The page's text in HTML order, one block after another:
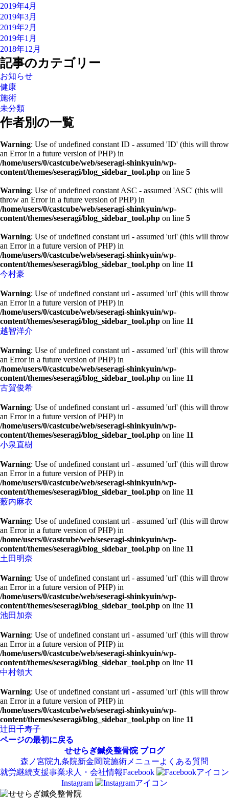
2019年4月
2019年3月
2019年2月
2019年1月
2018年12月
記事のカテゴリー
お知らせ
健康
施術
未分類
作者別の一覧
Warning: Use of undefined constant ID - assumed 'ID' (this will throw
an Error in a future version of PHP) in
/home/users/0/castcube/web/seseragi-shinkyuin/wp-
content/themes/seseragi/blog_sidebar_tool.php on line 5
Warning: Use of undefined constant ASC - assumed 'ASC' (this will
throw an Error in a future version of PHP) in
/home/users/0/castcube/web/seseragi-shinkyuin/wp-
content/themes/seseragi/blog_sidebar_tool.php on line 5
Warning: Use of undefined constant url - assumed 'url' (this will throw
an Error in a future version of PHP) in
/home/users/0/castcube/web/seseragi-shinkyuin/wp-
content/themes/seseragi/blog_sidebar_tool.php on line 11
今村豪
Warning: Use of undefined constant url - assumed 'url' (this will throw
an Error in a future version of PHP) in
/home/users/0/castcube/web/seseragi-shinkyuin/wp-
content/themes/seseragi/blog_sidebar_tool.php on line 11
越智洋介
Warning: Use of undefined constant url - assumed 'url' (this will throw
an Error in a future version of PHP) in
/home/users/0/castcube/web/seseragi-shinkyuin/wp-
content/themes/seseragi/blog_sidebar_tool.php on line 11
古賀俊希
Warning: Use of undefined constant url - assumed 'url' (this will throw
an Error in a future version of PHP) in
/home/users/0/castcube/web/seseragi-shinkyuin/wp-
content/themes/seseragi/blog_sidebar_tool.php on line 11
小泉直樹
Warning: Use of undefined constant url - assumed 'url' (this will throw
an Error in a future version of PHP) in
/home/users/0/castcube/web/seseragi-shinkyuin/wp-
content/themes/seseragi/blog_sidebar_tool.php on line 11
薮内麻衣
Warning: Use of undefined constant url - assumed 'url' (this will throw
an Error in a future version of PHP) in
/home/users/0/castcube/web/seseragi-shinkyuin/wp-
content/themes/seseragi/blog_sidebar_tool.php on line 11
土田明奈
Warning: Use of undefined constant url - assumed 'url' (this will throw
an Error in a future version of PHP) in
/home/users/0/castcube/web/seseragi-shinkyuin/wp-
content/themes/seseragi/blog_sidebar_tool.php on line 11
池田加奈
Warning: Use of undefined constant url - assumed 'url' (this will throw
an Error in a future version of PHP) in
/home/users/0/castcube/web/seseragi-shinkyuin/wp-
content/themes/seseragi/blog_sidebar_tool.php on line 11
中村領大
Warning: Use of undefined constant url - assumed 'url' (this will throw
an Error in a future version of PHP) in
/home/users/0/castcube/web/seseragi-shinkyuin/wp-
content/themes/seseragi/blog_sidebar_tool.php on line 11
辻田千寿子
ページの最初に戻る
せせらぎ鍼灸整骨院 ブログ
森ノ宮院九条院新金岡院施術メニューよくある質問
就労継続支援事業求人・会社情報Facebook
Instagram